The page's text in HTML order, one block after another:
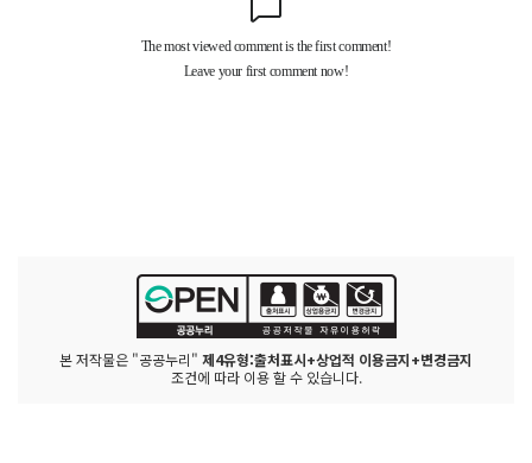
본 저작물은 "공공누리" 제4유형:출처표시+상업적 이용금지+변경금지
조건에 따라 이용 할 수 있습니다.